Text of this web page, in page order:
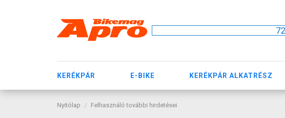
KERÉKPÁR E-BIKE KERÉKPÁR ALKATRÉSZ
Nyitólap Felhasználó további hirdetései